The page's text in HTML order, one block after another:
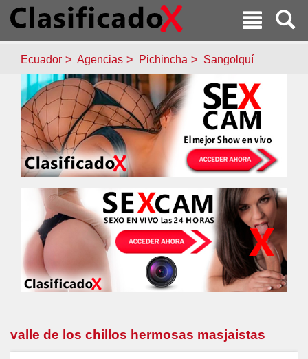
Ecuador Agencias Pichincha Sangolquí
valle de los chillos hermosas masjaistas